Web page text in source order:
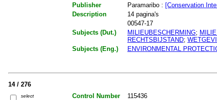
Publisher
Paramaribo : [Conservation
Description
14 pagina's
00547-17
Subjects (Dut.)
MILIEUBESCHERMING;
RECHTSBIJSTAND;
Subjects (Eng.)
ENVIRONMENTAL
14 / 276
select Control Number
115436